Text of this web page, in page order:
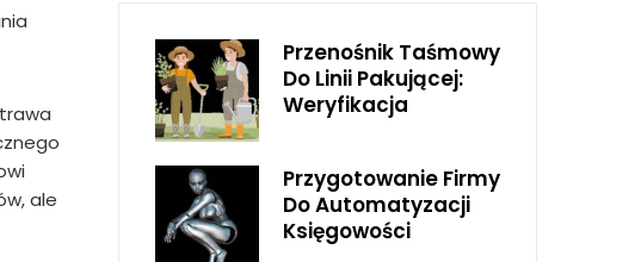
ale
Przenośnik Taśmowy
Do Linii Pakującej:
Weryfikacja
Przygotowanie Firmy
Do Automatyzacji
Księgowości